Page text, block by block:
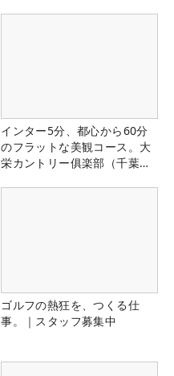
インター5分、都心から60分
のフラットな美観コース。大
栄カントリー俱楽部（千葉
ゴルフの熱狂を、つくる仕
事。｜スタッフ募集中